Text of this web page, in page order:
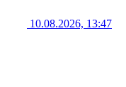
10.08.2026, 13:47